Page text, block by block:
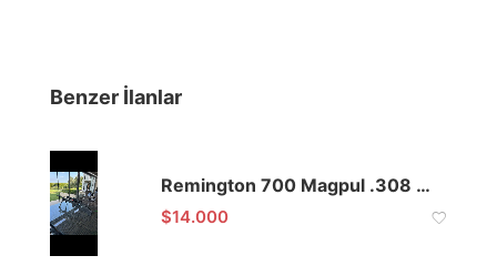
Benzer İlanlar
Remington 700 Magpul .308 Win Optikli Full Set Tüfek
$14.000